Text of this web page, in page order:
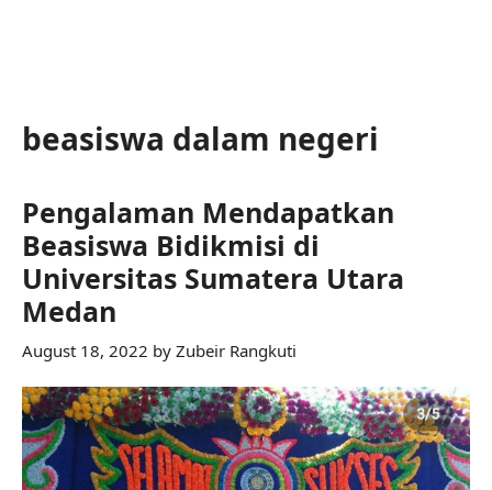
beasiswa dalam negeri
Pengalaman Mendapatkan
Beasiswa Bidikmisi di
Universitas Sumatera Utara
Medan
August 18, 2022 by Zubeir Rangkuti